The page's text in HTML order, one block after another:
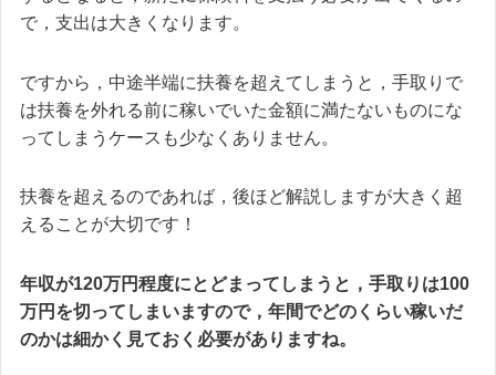
で，支出は大きくなります。
ですから，中途半端に扶養を超えてしまうと，手取りで
は扶養を外れる前に稼いでいた金額に満たないものにな
ってしまうケースも少なくありません。
扶養を超えるのであれば，後ほど解説しますが大きく超
えることが大切です！
年収が120万円程度にとどまってしまうと，手取りは100
万円を切ってしまいますので，年間でどのくらい稼いだ
のかは細かく見ておく必要がありますね。